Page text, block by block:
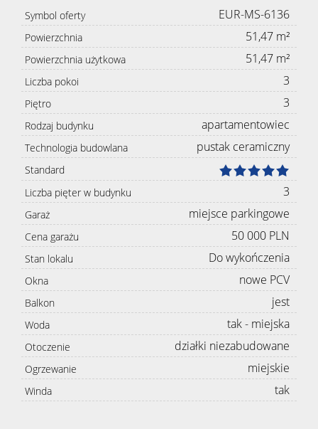
Symbol oferty EUR-MS-6136
Powierzchnia 51,47 m²
Powierzchnia użytkowa 51,47 m²
Liczba pokoi 3
Piętro 3
Rodzaj budynku apartamentowiec
Technologia budowlana pustak ceramiczny
Standard
Liczba pięter w budynku
3
Garaż miejsce parkingowe
Cena garażu 50 000 PLN
Stan lokalu Do wykończenia
Okna nowe PCV
Balkon jest
Woda tak - miejska
Otoczenie działki niezabudowane
Ogrzewanie miejskie
Winda tak